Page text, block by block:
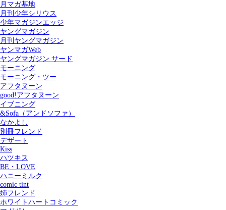
月マガ基地
月刊少年シリウス
少年マガジンエッジ
ヤングマガジン
月刊ヤングマガジン
ヤンマガWeb
ヤングマガジン サード
モーニング
モーニング・ツー
アフタヌーン
good!アフタヌーン
イブニング
&Sofa（アンドソファ）
なかよし
別冊フレンド
デザート
Kiss
ハツキス
BE・LOVE
ハニーミルク
comic tint
姉フレンド
ホワイトハートコミック